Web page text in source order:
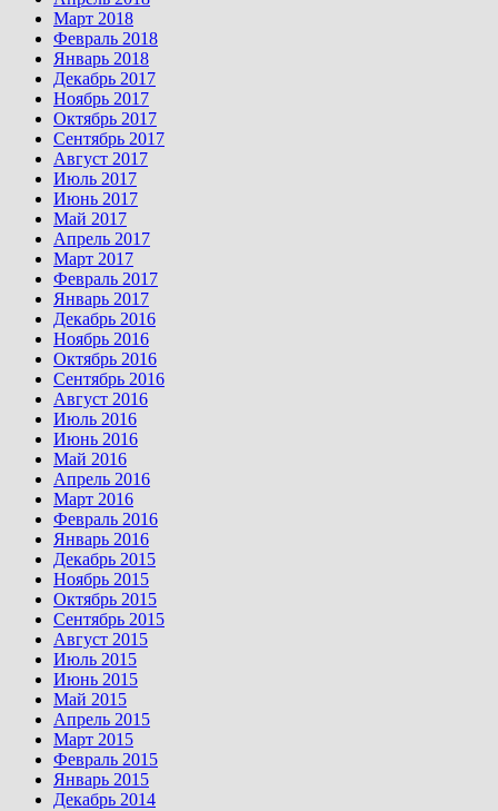
Март 2018
Февраль 2018
Январь 2018
Декабрь 2017
Ноябрь 2017
Октябрь 2017
Сентябрь 2017
Август 2017
Июль 2017
Июнь 2017
Май 2017
Апрель 2017
Март 2017
Февраль 2017
Январь 2017
Декабрь 2016
Ноябрь 2016
Октябрь 2016
Сентябрь 2016
Август 2016
Июль 2016
Июнь 2016
Май 2016
Апрель 2016
Март 2016
Февраль 2016
Январь 2016
Декабрь 2015
Ноябрь 2015
Октябрь 2015
Сентябрь 2015
Август 2015
Июль 2015
Июнь 2015
Май 2015
Апрель 2015
Март 2015
Февраль 2015
Январь 2015
Декабрь 2014